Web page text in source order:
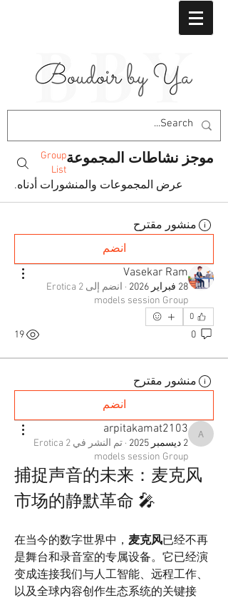
موجز نشاطات المجموعةGroup
List
عرض المجموعات والمنشورات أدناه.
منشور مقترح
انضم
Vasekar Ram
28 فبراير 2026 · انضم إلى Erotica 2
models session Group
0
0
19
منشور مقترح
انضم
arpitakamat2103
arpitakamat2103
2 ديسمبر 2025 · تم النشر في Erotica 2
models session Group
捕捉声音的未来：麦克风
市场的静默革命 🎤
在当今的数字世界中， 麦克风已经不再
是舞台和录音室的专属设备。它已经演
变成连接我们与人工智能、远程工作、
以及全球内容创作生态系统的关键接